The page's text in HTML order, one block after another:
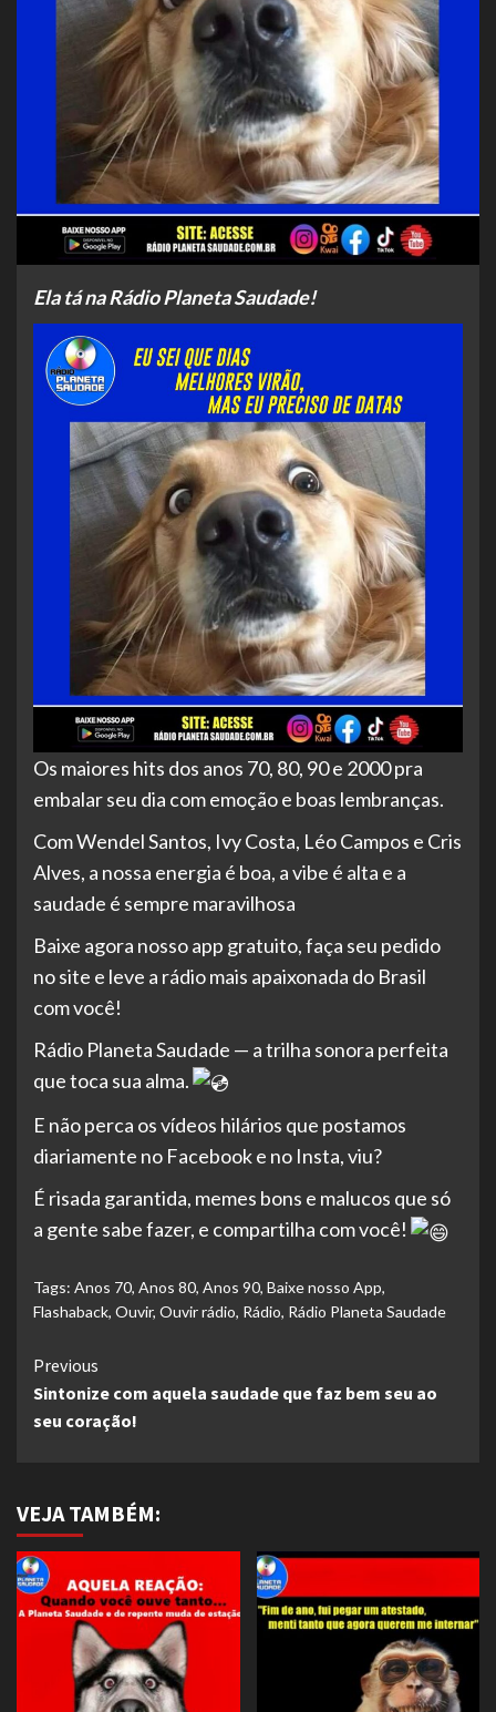
Ela tá na Rádio Planeta Saudade!
Os maiores hits dos anos 70, 80, 90 e 2000 pra
embalar seu dia com emoção e boas lembranças.
Com Wendel Santos, Ivy Costa, Léo Campos e Cris
Alves, a nossa energia é boa, a vibe é alta e a
saudade é sempre maravilhosa
Baixe agora nosso app gratuito, faça seu pedido
no site e leve a rádio mais apaixonada do Brasil
com você!
Rádio Planeta Saudade — a trilha sonora perfeita
que toca sua alma.
E não perca os vídeos hilários que postamos
diariamente no Facebook e no Insta, viu?
É risada garantida, memes bons e malucos que só
a gente sabe fazer, e compartilha com você!
Tags: Anos 70, Anos 80, Anos 90, Baixe nosso App,
Flashaback, Ouvir, Ouvir rádio, Rádio, Rádio Planeta Saudade
Continue
Reading
Previous
Sintonize com aquela saudade que faz bem seu ao
seu coração!
VEJA TAMBÉM: